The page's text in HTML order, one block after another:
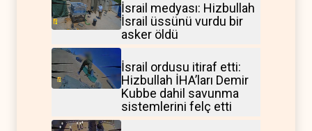
İsrail medyası: Hizbullah
İsrail üssünü vurdu bir
asker öldü
İsrail ordusu itiraf etti:
Hizbullah İHA’ları Demir
Kubbe dahil savunma
sistemlerini felç etti